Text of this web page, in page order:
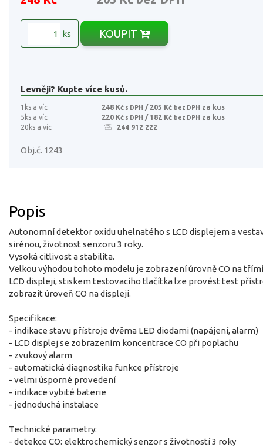
ks KOUPIT
Levněji? Kupte více kusů.
1ks a víc 248 Kč s DPH / 205 Kč bez DPH za kus
5ks a víc
220 Kč s DPH / 182 Kč bez DPH za kus
20ks a víc
244 912 222
Obj.č. 1243
Popis
Autonomní detektor oxidu uhelnatého s LCD displejem a
sirénou, životnost senzoru 3 roky.
Vysoká citlivost a stabilita.
Velkou výhodou tohoto modelu je zobrazení úrovně CO na
LCD displeji, stiskem testovacího tlačítka lze provést test
zobrazit úroveň CO na displeji.
Specifikace:
- indikace stavu přístroje dvěma LED diodami (napájení, alarm)
- LCD displej se zobrazením koncentrace CO při poplachu
- zvukový alarm
- automatická diagnostika funkce přístroje
- velmi úsporné provedení
- indikace vybité baterie
- jednoduchá instalace
Technické parametry:
- detekce CO: elektrochemický senzor s životností 3 roky